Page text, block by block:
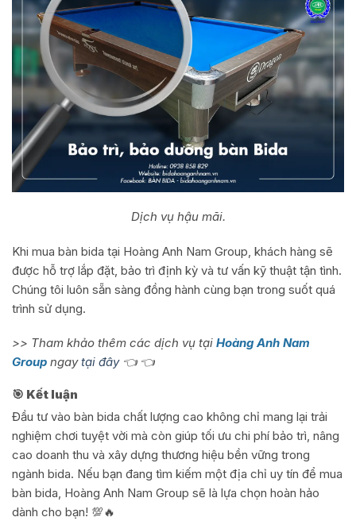
Dịch vụ hậu mãi.
Khi mua bàn bida tại Hoàng Anh Nam Group, khách hàng sẽ
được hỗ trợ lắp đặt, bảo trì định kỳ và tư vấn kỹ thuật tận tình.
Chúng tôi luôn sẵn sàng đồng hành cùng bạn trong suốt quá
trình sử dụng.
>> Tham khảo thêm các dịch vụ tại Hoàng Anh Nam
Group ngaytại đây👈 👈
🎯 Kết luận
Đầu tư vào bàn bida chất lượng cao không chỉ mang lại trải
nghiệm chơi tuyệt vời mà còn giúp tối ưu chi phí bảo trì, nâng
cao doanh thu và xây dựng thương hiệu bền vững trong
ngành bida. Nếu bạn đang tìm kiếm một địa chỉ uy tín để mua
bàn bida, Hoàng Anh Nam Group sẽ là lựa chọn hoàn hảo
dành cho bạn! 💯🔥